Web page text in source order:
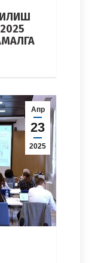
Апр
23
2025